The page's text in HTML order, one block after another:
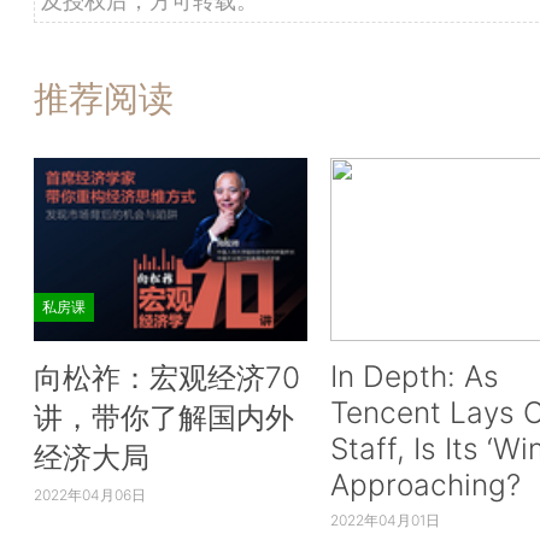
推荐阅读
私房课
向松祚：宏观经济70
讲，带你了解国内外
经济大局
2022年04月06日
In Depth: As
Tencent Lays
Staff, Is Its
Approaching?
2022年04月01日